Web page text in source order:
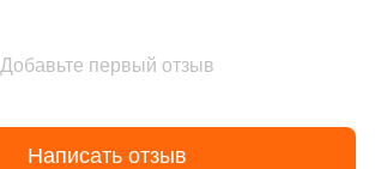
Добавьте первый отзыв
Написать отзыв